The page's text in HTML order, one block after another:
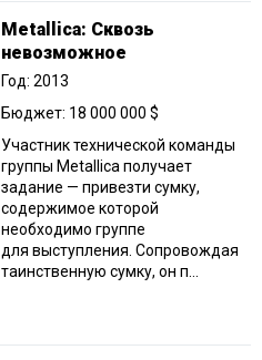
Metallica: Сквозь
невозможное
Год: 2013
Бюджет: 18 000 000 $
Участник технической команды
группы Metallica получает
задание — привезти сумку,
содержимое которой
необходимо группе
для выступления. Сопровождая
таинственную сумку, он п...